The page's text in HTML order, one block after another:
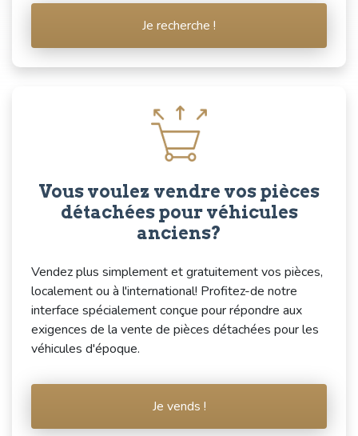
Je recherche !
Vous voulez vendre vos pièces
détachées pour véhicules
anciens?
Vendez plus simplement et gratuitement vos pièces,
localement ou à l'international! Profitez-de notre
interface spécialement conçue pour répondre aux
exigences de la vente de pièces détachées pour les
véhicules d'époque.
Je vends !